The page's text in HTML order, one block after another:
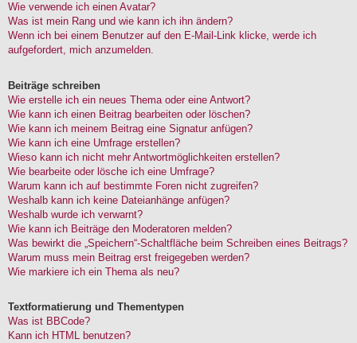
Wie verwende ich einen Avatar?
Was ist mein Rang und wie kann ich ihn ändern?
Wenn ich bei einem Benutzer auf den E-Mail-Link klicke, werde ich
aufgefordert, mich anzumelden.
Beiträge schreiben
Wie erstelle ich ein neues Thema oder eine Antwort?
Wie kann ich einen Beitrag bearbeiten oder löschen?
Wie kann ich meinem Beitrag eine Signatur anfügen?
Wie kann ich eine Umfrage erstellen?
Wieso kann ich nicht mehr Antwortmöglichkeiten erstellen?
Wie bearbeite oder lösche ich eine Umfrage?
Warum kann ich auf bestimmte Foren nicht zugreifen?
Weshalb kann ich keine Dateianhänge anfügen?
Weshalb wurde ich verwarnt?
Wie kann ich Beiträge den Moderatoren melden?
Was bewirkt die „Speichern“-Schaltfläche beim Schreiben eines Beitrags?
Warum muss mein Beitrag erst freigegeben werden?
Wie markiere ich ein Thema als neu?
Textformatierung und Thementypen
Was ist BBCode?
Kann ich HTML benutzen?